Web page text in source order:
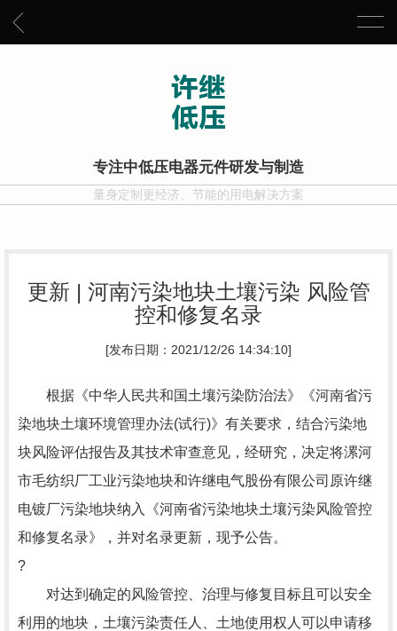
专注中低压电器元件研发与制造
量身定制更经济、节能的用电解决方案
更新 | 河南污染地块土壤污染 风险管
控和修复名录
[发布日期：2021/12/26 14:34:10]
根据《中华人民共和国土壤污染防治法》《河南省污
染地块土壤环境管理办法(试行)》有关要求，结合污染地
块风险评估报告及其技术审查意见，经研究，决定将漯河
市毛纺织厂工业污染地块和许继电气股份有限公司原许继
电镀厂污染地块纳入《河南省污染地块土壤污染风险管控
和修复名录》，并对名录更新，现予公告。
?
对达到确定的风险管控、治理与修复目标且可以安全
利用的地块，土壤污染责任人、土地使用权人可以申请移